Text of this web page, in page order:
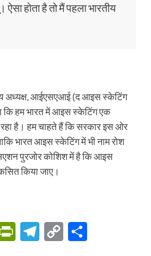
होता है तो मैं पहला भारतीय
अध्यक्ष, आईएसएआई (द आइस स्केटिंग
कि हम भारत में आइस स्केटिंग एक
है। हम चाहते हैं कि सरकार इस ओर
भारत आइस स्केटिंग में भी नाम रोश
पुरजोर कोशिश में है कि आइस
किया जाए।
P
T
C